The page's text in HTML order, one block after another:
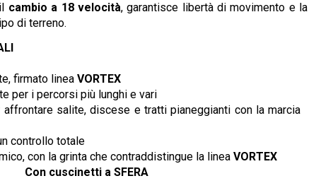
cambio a 18 velocità, garantisce libertà di movimento e la
di terreno.
firmato linea VORTEX
per i percorsi più lunghi e vari
salite, discese e tratti pianeggianti con la marcia
controllo totale
con la grinta che contraddistingue la linea VORTEX
Con cuscinetti a SFERA